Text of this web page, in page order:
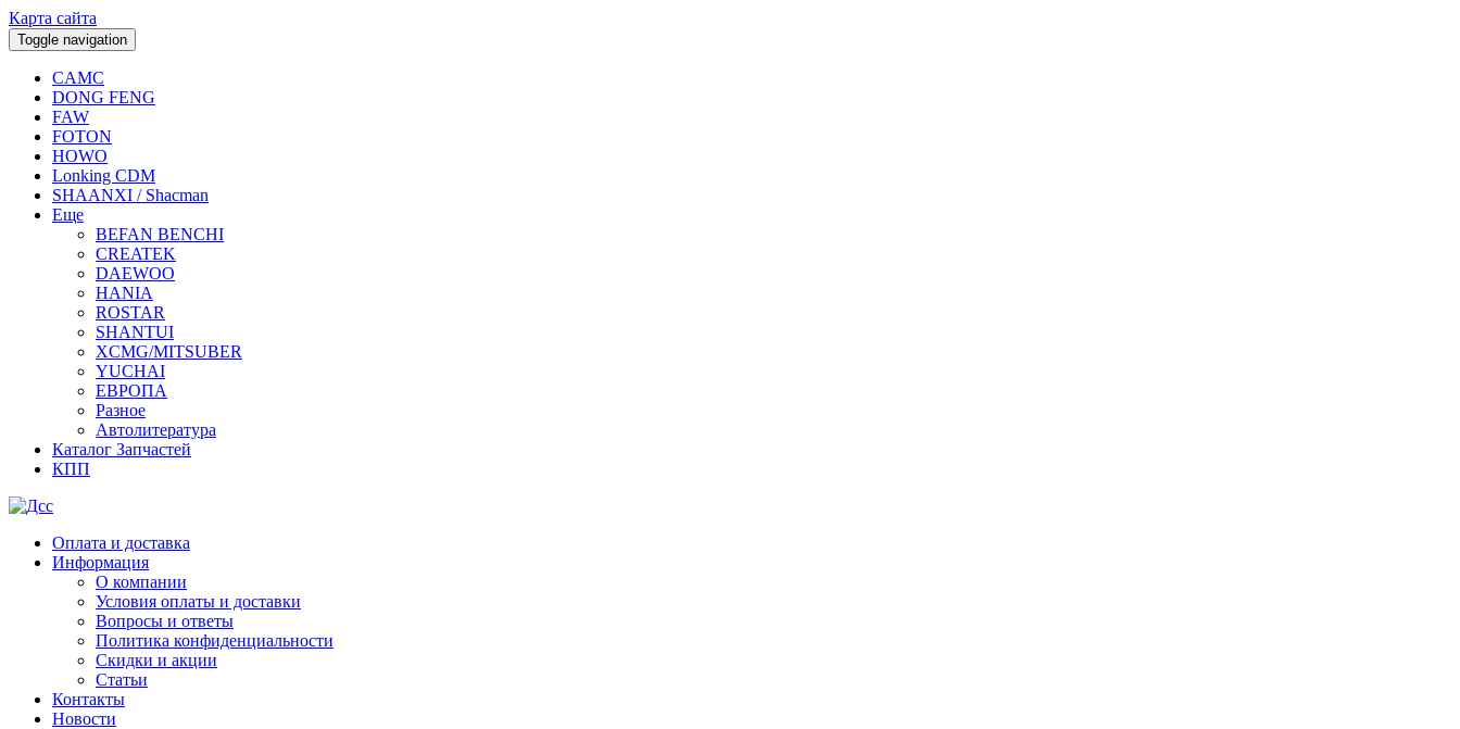
Карта сайта
Toggle navigation
CAMC
DONG FENG
FAW
FOTON
HOWO
Lonking CDM
SHAANXI / Shacman
Еще
BEFAN BENCHI
CREATEK
DAEWOO
HANIA
ROSTAR
SHANTUI
XCMG/MITSUBER
YUCHAI
ЕВРОПА
Разное
Aвтолитература
Каталог Запчастей
КПП
Оплата и доставка
Информация
О компании
Условия оплаты и доставки
Вопросы и ответы
Политика конфиденциальности
Скидки и акции
Статьи
Контакты
Новости